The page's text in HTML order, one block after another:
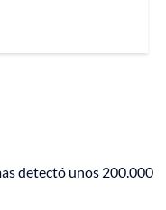
detectó unos 200.000